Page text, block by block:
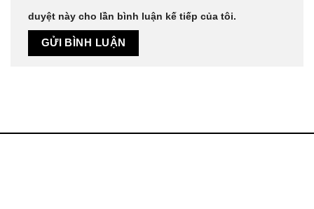
duyệt này cho lần bình luận kế tiếp của tôi.